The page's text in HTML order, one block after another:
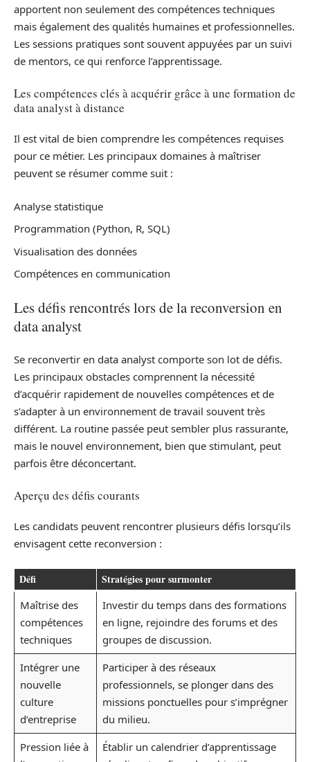
apportent non seulement des compétences techniques
mais également des qualités humaines et professionnelles.
Les sessions pratiques sont souvent appuyées par un suivi
de mentors, ce qui renforce l’apprentissage.
Les compétences clés à acquérir grâce à une formation de
data analyst à distance
Il est vital de bien comprendre les compétences requises
pour ce métier. Les principaux domaines à maîtriser
peuvent se résumer comme suit :
Analyse statistique
Programmation (Python, R, SQL)
Visualisation des données
Compétences en communication
Les défis rencontrés lors de la reconversion en
data analyst
Se reconvertir en data analyst comporte son lot de défis.
Les principaux obstacles comprennent la nécessité
d’acquérir rapidement de nouvelles compétences et de
s’adapter à un environnement de travail souvent très
différent. La routine passée peut sembler plus rassurante,
mais le nouvel environnement, bien que stimulant, peut
parfois être déconcertant.
Aperçu des défis courants
Les candidats peuvent rencontrer plusieurs défis lorsqu’ils
envisagent cette reconversion :
Défi Stratégies pour surmonter
Maîtrise des
compétences
techniques
Investir du temps dans des formations
en ligne, rejoindre des forums et des
groupes de discussion.
Intégrer une
nouvelle
culture
d’entreprise
Participer à des réseaux
professionnels, se plonger dans des
missions ponctuelles pour s’imprégner
du milieu.
Pression liée à
Établir un calendrier d’apprentissage